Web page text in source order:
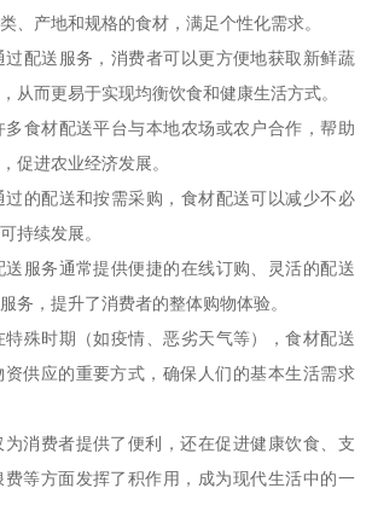
、产地和规格的食材，满足个性化需求。
过配送服务，消费者可以更方便地获取新鲜蔬
从而更易于实现均衡饮食和健康生活方式。
食材配送平台与本地农场或农户合作，帮助
促进农业经济发展。
过的配送和按需采购，食材配送可以减少不必
持续发展。
送服务通常提供便捷的在线订购、灵活的配送
务，提升了消费者的整体购物体验。
殊时期（如疫情、恶劣天气等），食材配送
供应的重要方式，确保人们的基本生活需求
消费者提供了便利，还在促进健康饮食、支
等方面发挥了积作用，成为现代生活中的一